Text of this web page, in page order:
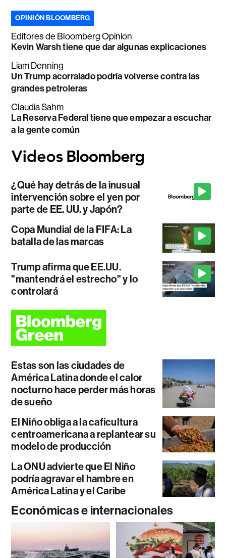
OPINIÓN BLOOMBERG
Editores de Bloomberg Opinion
Kevin Warsh tiene que dar algunas explicaciones
Liam Denning
Un Trump acorralado podría volverse contra las
grandes petroleras
Claudia Sahm
La Reserva Federal tiene que empezar a escuchar
a la gente común
¿Qué hay detrás de la inusual
intervención sobre el yen por
parte de EE. UU. y Japón?
Copa Mundial de la FIFA: La
batalla de las marcas
Trump afirma que EE.UU.
"mantendrá el estrecho" y lo
controlará
Estas son las ciudades de
América Latina donde el calor
nocturno hace perder más horas
de sueño
El Niño obliga a la caficultura
centroamericana a replantear su
modelo de producción
La ONU advierte que El Niño
podría agravar el hambre en
América Latina y el Caribe
Económicas e internacionales